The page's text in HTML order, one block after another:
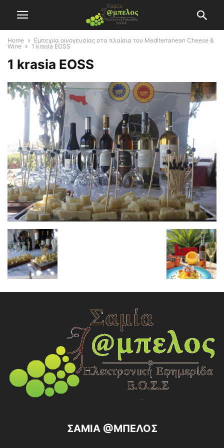
Home
Εμπειρία οινογευσίας στα πλαίσια του Mediterranean Cheese &
Wine
1 krasia EOSS
1 krasia EOSS
ΣΑΜΙΑ @ΜΠΕΛΟΣ